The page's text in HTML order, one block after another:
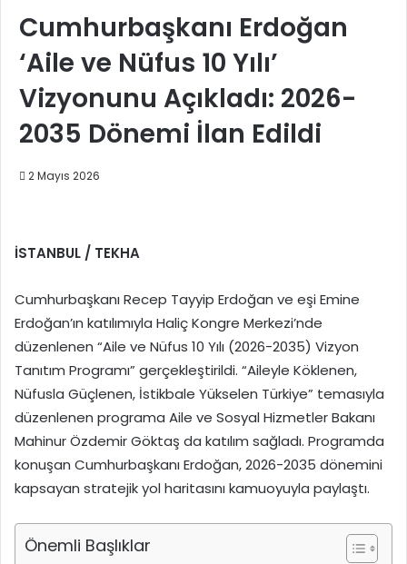
Cumhurbaşkanı Erdoğan
‘Aile ve Nüfus 10 Yılı’
Vizyonunu Açıkladı: 2026-
2035 Dönemi İlan Edildi
2 Mayıs 2026
İSTANBUL / TEKHA
Cumhurbaşkanı Recep Tayyip Erdoğan ve eşi Emine
Erdoğan’ın katılımıyla Haliç Kongre Merkezi’nde
düzenlenen “Aile ve Nüfus 10 Yılı (2026-2035) Vizyon
Tanıtım Programı” gerçekleştirildi. “Aileyle Köklenen,
Nüfusla Güçlenen, İstikbale Yükselen Türkiye” temasıyla
düzenlenen programa Aile ve Sosyal Hizmetler Bakanı
Mahinur Özdemir Göktaş da katılım sağladı. Programda
konuşan Cumhurbaşkanı Erdoğan, 2026-2035 dönemini
kapsayan stratejik yol haritasını kamuoyuyla paylaştı.
Önemli Başlıklar